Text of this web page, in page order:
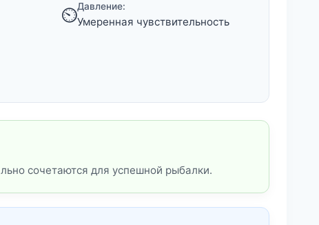
⏲️Давление:
Умеренная чувствительность
сочетаются для успешной рыбалки.